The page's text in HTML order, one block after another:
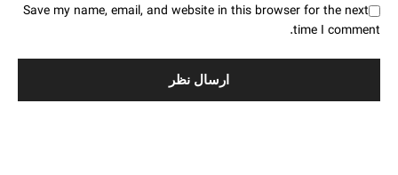
Save my name, email, and website in this browser for the next
time I comment.